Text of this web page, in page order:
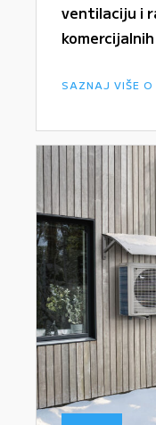
ventilaciju i
SAZNAJ VIŠE O